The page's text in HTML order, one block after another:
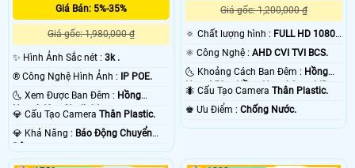
Giá Bán: 5%-35%
Giá gốc: 1,980,000 ₫
✨ Hình Ảnh Sắc nét : 3k .
®️ Công Nghệ Hình Ảnh :
IP POE.
🌜 Xem Được Ban Đêm : Hồng
Ngoại 40m Starlight.
💎 Cấu Tạo Camera Thân Plastic.
️💎 Khả Năng : Báo Động Chuyển
Giá gốc: 1,200,000 ₫
🔅 Chất lượng hình : FULL HD 1080P
⚛️ Công Nghệ :AHD CVI TVI BCS.
🌜 Khoảng Cách Ban Đêm : Hồng
Ngoại 50m Hồng Ngoại Smart IR.
🐜 Cấu Tạo CameraThân Plastic.
️♚ Ưu Điểm :Chống Nước.